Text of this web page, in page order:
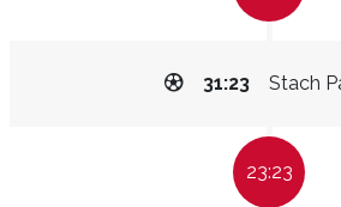
Stach
31:23
23:23